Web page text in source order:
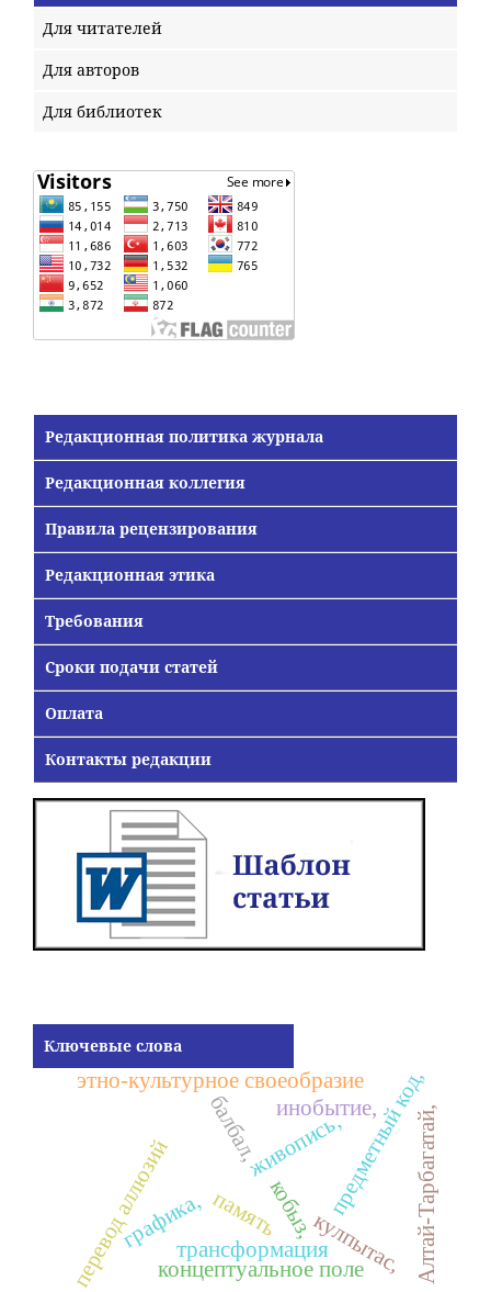
Для читателей
Для авторов
Для библиотек
Редакционная политика журнала
Редакционная коллегия
Правила рецензирования
Редакционная этика
Требования
Сроки подачи статей
Оплата
Контакты редакции
Ключевые слова
живопись,
графика, кобыз,
балбал,
кулпытас,
предметный код,
инобытие,
память
перевод аллюзий трансформация
этно-культурное своеобразие
Алтай-Тарбагатай,
концептуальное поле